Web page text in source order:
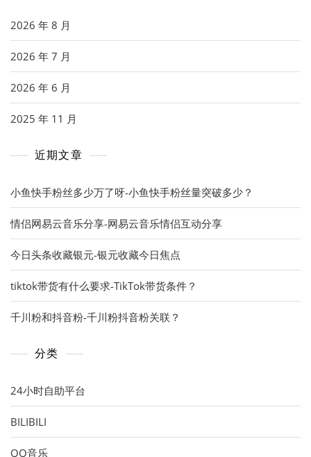
2026 年 8 月
2026 年 7 月
2026 年 6 月
2025 年 11 月
近期文章
小鱼快手粉丝多少万了呀-小鱼快手粉丝量突破多少？
情侣网易云音乐分享-网易云音乐情侣互动分享
今日头条收藏银元-银元收藏今日焦点
tiktok带货有什么要求-TikTok带货条件？
千川粉和抖音粉-千川粉抖音粉关联？
分类
24小时自助平台
BILIBILI
QQ音乐